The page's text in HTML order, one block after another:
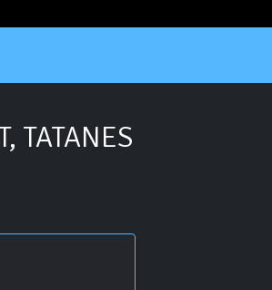
TATANES